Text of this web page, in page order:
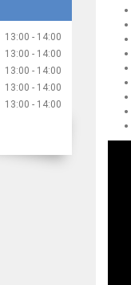
13:00
14:00
13:00
14:00
13:00
14:00
13:00
14:00
13:00
14:00